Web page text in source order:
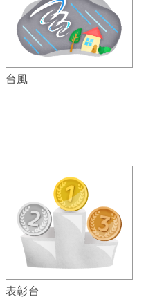
台風
表彰台